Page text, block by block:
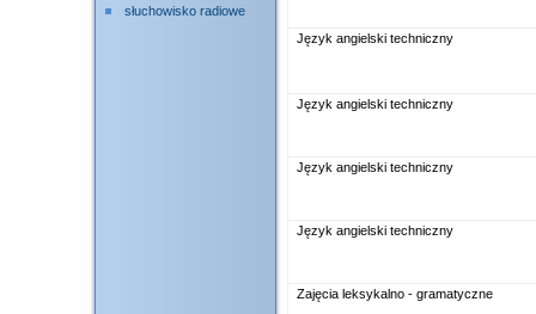
Język angielski techniczny
Język angielski techniczny
Język angielski techniczny
Język angielski techniczny
Zajęcia leksykalno - gramatyczne
słuchowisko radiowe